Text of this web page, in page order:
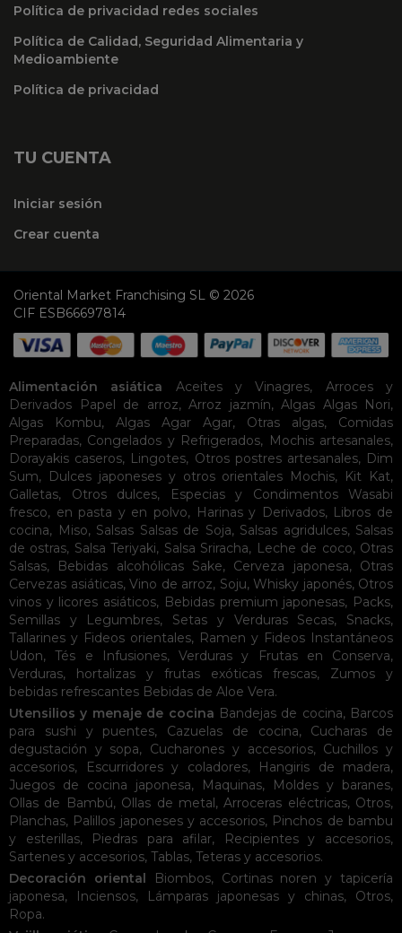
Política de privacidad redes sociales
Política de Calidad, Seguridad Alimentaria y
Medioambiente
Política de privacidad
TU CUENTA
Iniciar sesión
Crear cuenta
Oriental Market Franchising SL © 2026
CIF ESB66697814
Alimentación asiática Aceites y Vinagres, Arroces y
Derivados
Papel de arroz, Arroz jazmín, Algas Algas Nori,
Algas Kombu, Algas Agar Agar, Otras algas, Comidas
Preparadas, Congelados y Refrigerados, Mochis artesanales,
Dorayakis caseros, Lingotes, Otros postres artesanales, Dim
Sum, Dulces japoneses y otros orientales Mochis, Kit Kat,
Galletas, Otros dulces, Especias y Condimentos
Wasabi
fresco, en pasta y en polvo, Harinas y Derivados, Libros de
cocina, Miso, Salsas Salsas de Soja, Salsas agridulces, Salsas
de ostras, Salsa Teriyaki, Salsa Sriracha, Leche de coco, Otras
Salsas, Bebidas alcohólicas Sake, Cerveza japonesa, Otras
Cervezas asiáticas, Vino de arroz, Soju, Whisky japonés, Otros
vinos y licores asiáticos, Bebidas premium japonesas, Packs,
Semillas y Legumbres, Setas y Verduras Secas, Snacks,
Tallarines y Fideos orientales, Ramen y Fideos Instantáneos
Udon,Tés e Infusiones, Verduras y Frutas en Conserva,
Verduras, hortalizas y frutas exóticas frescas, Zumos y
bebidas refrescantes Bebidas de Aloe Vera.
Utensilios y menaje de cocina Bandejas de cocina, Barcos
para sushi y puentes, Cazuelas de cocina, Cucharas de
degustación y sopa, Cucharones y accesorios, Cuchillos y
accesorios, Escurridores y coladores, Hangiris de madera,
Juegos de cocina japonesa, Maquinas, Moldes y baranes,
Ollas de Bambú, Ollas de metal,Arroceras eléctricas, Otros,
Planchas, Palillos japoneses y accesorios, Pinchos de bambu
y esterillas, Piedras para afilar, Recipientes y accesorios,
Sartenes y accesorios, Tablas, Teteras y accesorios.
Decoración oriental
Biombos, Cortinas noren y tapicería
japonesa, Inciensos, Lámparas japonesas y chinas, Otros,
Ropa.